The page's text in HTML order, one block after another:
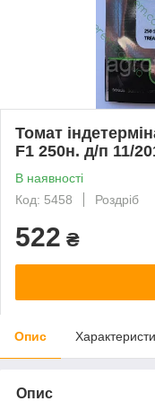
Томат
F1 250н. д/п 11/
В наявності
Код: 5458
Роздріб
522 ₴
Опис
Опис